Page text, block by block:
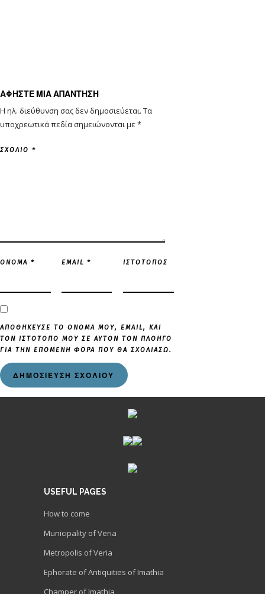
ΑΦΉΣΤΕ ΜΙΑ ΑΠΆΝΤΗΣΗ
Η ηλ. διεύθυνση σας δεν δημοσιεύεται. Τα
υποχρεωτικά πεδία σημειώνονται με *
ΣΧΌΛΙΟ *
ΌΝΟΜΑ * EMAIL * ΙΣΤΌΤΟΠΟΣ
ΑΠΟΘΉΚΕΥΣΕ ΤΟ ΌΝΟΜΆ ΜΟΥ, EMAIL, ΚΑΙ
ΤΟΝ ΙΣΤΌΤΟΠΟ ΜΟΥ ΣΕ ΑΥΤΌΝ ΤΟΝ ΠΛΟΗΓΌ
ΓΙΑ ΤΗΝ ΕΠΌΜΕΝΗ ΦΟΡΆ ΠΟΥ ΘΑ ΣΧΟΛΙΆΣΩ.
USEFUL PAGES
How to come
Municipality of Veria
Metropolis of Veria
Ephorate of Antiquities of Imathia
Champer of Imathia